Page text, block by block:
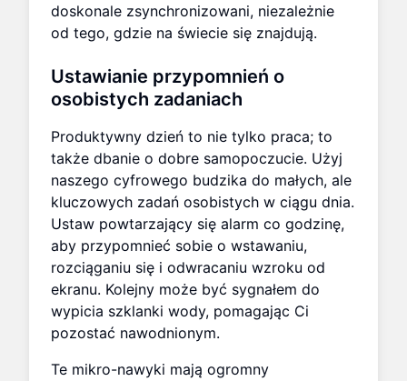
doskonale zsynchronizowani, niezależnie
od tego, gdzie na świecie się znajdują.
Ustawianie przypomnień o
osobistych zadaniach
Produktywny dzień to nie tylko praca; to
także dbanie o dobre samopoczucie. Użyj
naszego cyfrowego budzika do małych, ale
kluczowych zadań osobistych w ciągu dnia.
Ustaw powtarzający się alarm co godzinę,
aby przypomnieć sobie o wstawaniu,
rozciąganiu się i odwracaniu wzroku od
ekranu. Kolejny może być sygnałem do
wypicia szklanki wody, pomagając Ci
pozostać nawodnionym.
Te mikro-nawyki mają ogromny